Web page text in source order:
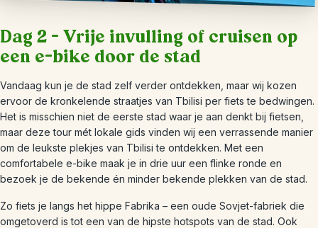
Dag 2 – Vrije invulling of cruisen op
een e-bike door de stad
Vandaag kun je de stad zelf verder ontdekken, maar wij kozen
ervoor de kronkelende straatjes van Tbilisi per fiets te bedwingen.
Het is misschien niet de eerste stad waar je aan denkt bij fietsen,
maar deze tour mét lokale gids vinden wij een verrassende manier
om de leukste plekjes van Tbilisi te ontdekken. Met een
comfortabele e-bike maak je in drie uur een flinke ronde en
bezoek je de bekende én minder bekende plekken van de stad.
Zo fiets je langs het hippe Fabrika – een oude Sovjet-fabriek die
omgetoverd is tot een van de hipste hotspots van de stad. Ook